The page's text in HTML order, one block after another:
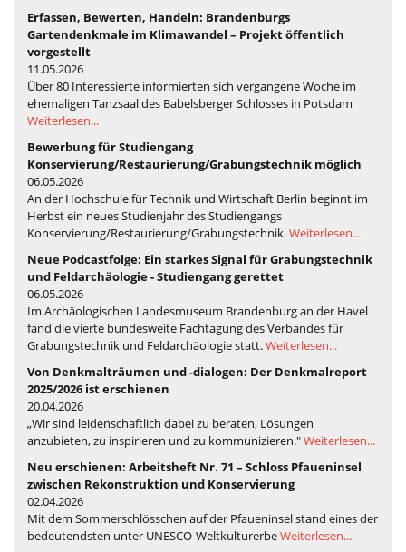
Erfassen, Bewerten, Handeln: Brandenburgs
Gartendenkmale im Klimawandel – Projekt öffentlich
vorgestellt
11.05.2026
Über 80 Interessierte informierten sich vergangene Woche im
ehemaligen Tanzsaal des Babelsberger Schlosses in Potsdam
Weiterlesen...
Bewerbung für Studiengang
Konservierung/Restaurierung/Grabungstechnik möglich
06.05.2026
An der Hochschule für Technik und Wirtschaft Berlin beginnt im
Herbst ein neues Studienjahr des Studiengangs
Konservierung/Restaurierung/Grabungstechnik.Weiterlesen...
Neue Podcastfolge: Ein starkes Signal für Grabungstechnik
und Feldarchäologie - Studiengang gerettet
06.05.2026
Im Archäologischen Landesmuseum Brandenburg an der Havel
fand die vierte bundesweite Fachtagung des Verbandes für
Grabungstechnik und Feldarchäologie statt.Weiterlesen...
Von Denkmalträumen und -dialogen: Der Denkmalreport
2025/2026 ist erschienen
20.04.2026
„Wir sind leidenschaftlich dabei zu beraten, Lösungen
anzubieten, zu inspirieren und zu kommunizieren."Weiterlesen...
Neu erschienen: Arbeitsheft Nr. 71 – Schloss Pfaueninsel
zwischen Rekonstruktion und Konservierung
02.04.2026
Mit dem Sommerschlösschen auf der Pfaueninsel stand eines der
bedeutendsten unter UNESCO-WeltkulturerbeWeiterlesen...